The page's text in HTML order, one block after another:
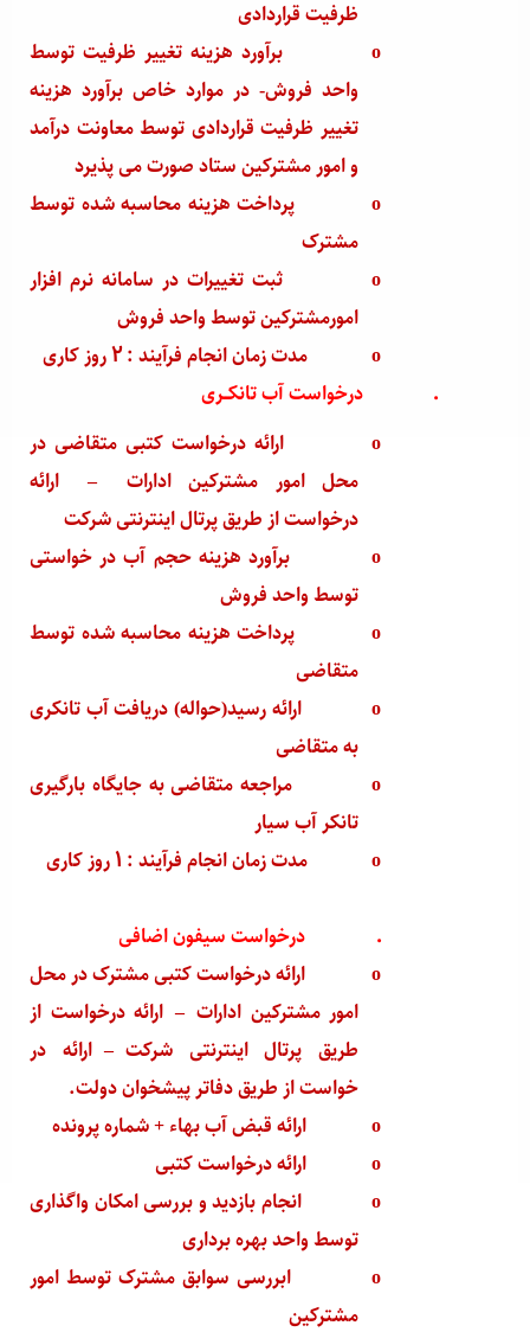
ظرفیت قراردادی
o
برآورد هزینه تغییر ظرفیت توسط
واحد فروش- در موارد خاص برآورد هزینه
تغییر ظرفیت قراردادی توسط معاونت درآمد
و امور مشترکین ستاد صورت می پذیرد
o
پرداخت هزینه محاسبه شده توسط
مشترک
o
ثبت تغییرات در سامانه نرم افزار
امورمشترکین توسط واحد فروش
o
مدت زمان انجام فرآیند : 2 روز کاری
·
درخواست آب تانکــری
o
ارائه درخواست کتبی متقاضی در
محل امور مشترکین ادارات
–
ارائه
درخواست از طریق پرتال اینترنتی شرکت
o
برآورد هزینه حجم آب در خواستی
توسط واحد فروش
o
پرداخت هزینه محاسبه شده توسط
متقاضی
o
ارائه رسید(حواله) دریافت آب تانکری
به متقاضی
o
مراجعه متقاضی به جایگاه بارگیری
تانکر آب سیار
o
مدت زمان انجام فرآیند : 1 روز کاری
·
درخواست سیفون اضافی
o
ارائه درخواست کتبی مشترک در محل
امور مشترکین ادارات – ارائه درخواست از
طریق پرتال اینترنتی شرکت – ارائه در
خواست از طریق دفاتر پیشخوان دولت.
o
ارائه قبض آب بهاء + شماره پرونده
o
ارائه درخواست کتبی
o
انجام بازدید و بررسی امکان واگذاری
توسط واحد بهره برداری
o
ابررسی سوابق مشترک توسط امور
مشترکین